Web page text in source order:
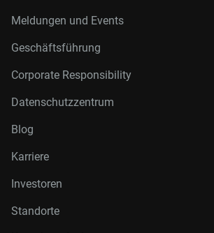
Meldungen und Events
Geschäftsführung
Corporate Responsibility
Datenschutzzentrum
Blog
Karriere
Investoren
Standorte